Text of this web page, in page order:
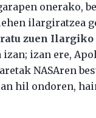
onerako,
ilargiratzea
zuen
izan; izan ere,
NASAren
hil ondoren,